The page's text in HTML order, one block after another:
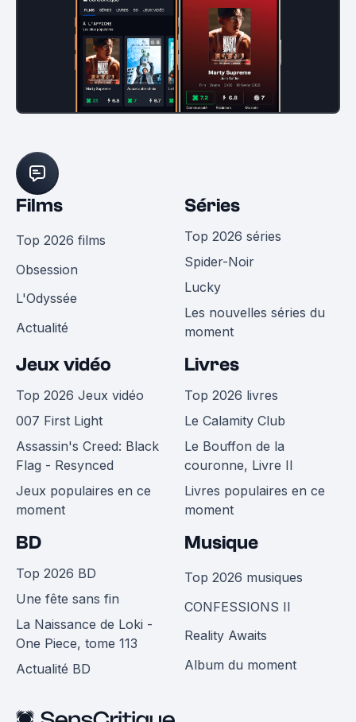
Films
Top 2026 films
Obsession
L'Odyssée
Actualité
Séries
Top 2026 séries
Spider-Noir
Lucky
Les nouvelles séries du
moment
Jeux vidéo
Top 2026 Jeux vidéo
007 First Light
Assassin's Creed: Black
Flag - Resynced
Jeux populaires en ce
moment
Livres
Top 2026 livres
Le Calamity Club
Le Bouffon de la
couronne, Livre II
Livres populaires en ce
moment
BD
Top 2026 BD
Une fête sans fin
La Naissance de Loki -
One Piece, tome 113
Actualité BD
Musique
Top 2026 musiques
CONFESSIONS II
Reality Awaits
Album du moment